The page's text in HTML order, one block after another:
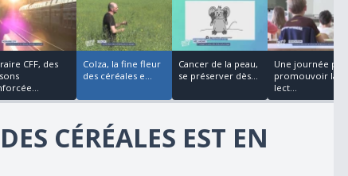
CFF, des
Colza, la fine fleur
des céréales e...
Cancer de la peau,
se préserver dès...
Une journée pour
promouvoir la
lect...
CÉRÉALES EST EN